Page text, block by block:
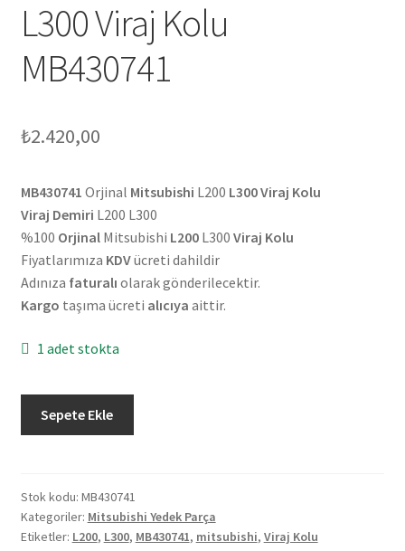
L300 Viraj Kolu
MB430741
₺2.420,00
MB430741 Orjinal Mitsubishi L200 L300 Viraj Kolu
Viraj Demiri L200 L300
%100 OrjinalMitsubishi L200L300 Viraj Kolu
Fiyatlarımıza KDVücreti dahildir
Adınıza faturalı olarak gönderilecektir.
Kargo taşıma ücreti alıcıya aittir.
1 adet stokta
Mitsubishi
Viraj
Kolu
MB430741
Sepete Ekle
Stok kodu: MB430741
Kategoriler: Mitsubishi Yedek Parça
Etiketler: L200, L300, MB430741, mitsubishi, Viraj Kolu